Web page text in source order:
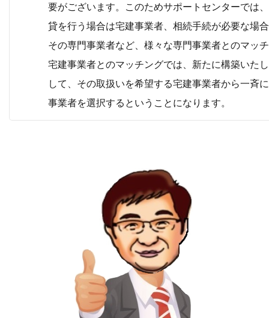
要がございます。このためサポートセンターでは
貸を行う場合は宅建事業者、相続手続が必要な場
その専門事業者など、様々な専門事業者とのマッ
宅建事業者とのマッチングでは、新たに構築いた
して、その取扱いを希望する宅建事業者から一斉
事業者を選択するということになります。